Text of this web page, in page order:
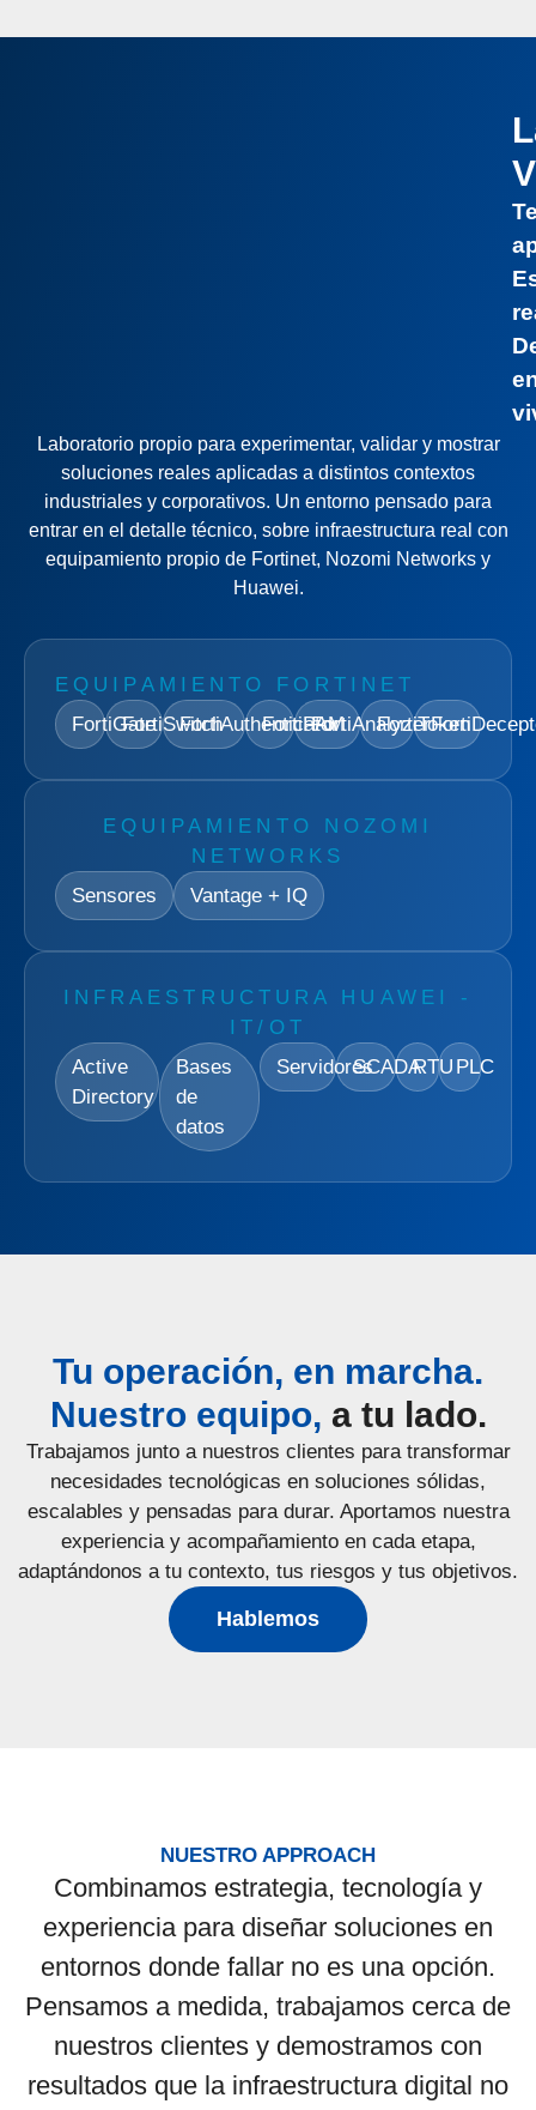
Laboratorio propio para experimentar, validar y mostrar
soluciones reales aplicadas a distintos contextos
industriales y corporativos. Un entorno pensado para
entrar en el detalle técnico, sobre infraestructura real con
equipamiento propio de Fortinet, Nozomi Networks y
Huawei.
EQUIPAMIENTO FORTINET
FortiGateFortiSwitchFortiAuthenticator
FortiPAMFortiAnalyzer
FortiToken
EQUIPAMIENTO NOZOMI
NETWORKS
Sensores
Vantage + IQ
INFRAESTRUCTURA HUAWEI -
IT/OT
Active
Directory
Bases
de
datos
ServidoresSCADARTU PLC
Tu operación, en marcha.
Nuestro equipo, a tu lado.
Trabajamos junto a nuestros clientes para transformar
necesidades tecnológicas en soluciones sólidas,
escalables y pensadas para durar. Aportamos nuestra
experiencia y acompañamiento en cada etapa,
adaptándonos a tu contexto, tus riesgos y tus objetivos.
Hablemos
NUESTRO APPROACH
Combinamos estrategia, tecnología y
experiencia para diseñar soluciones en
entornos donde fallar no es una opción.
Pensamos a medida, trabajamos cerca de
nuestros clientes y demostramos con
resultados que la infraestructura digital no